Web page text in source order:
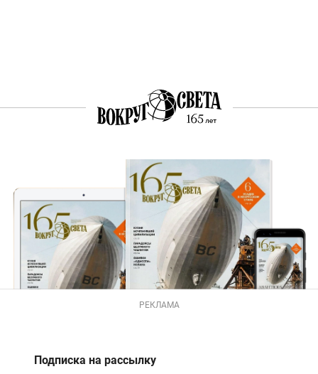
РЕКЛАМА
Подписка на рассылку